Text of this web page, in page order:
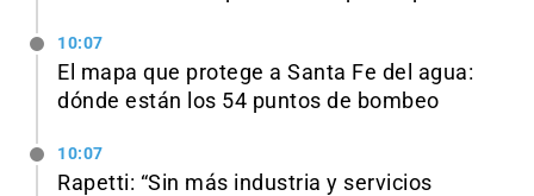
10:07
El mapa que protege a Santa Fe del agua:
dónde están los 54 puntos de bombeo
10:07
Rapetti: “Sin más industria y servicios